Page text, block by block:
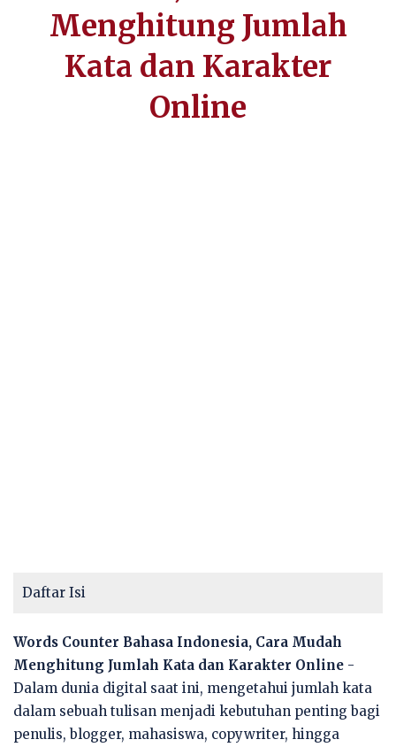
Menghitung Jumlah
Kata dan Karakter
Online
Daftar Isi
Words Counter Bahasa Indonesia, Cara Mudah
Menghitung Jumlah Kata dan Karakter Online -
Dalam dunia digital saat ini, mengetahui jumlah kata
dalam sebuah tulisan menjadi kebutuhan penting bagi
penulis, blogger, mahasiswa, copywriter, hingga